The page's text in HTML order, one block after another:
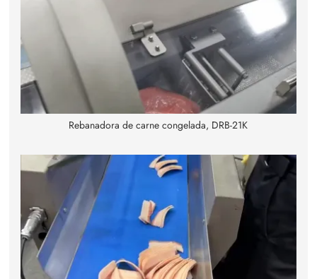
Rebanadora de carne congelada, DRB-21K